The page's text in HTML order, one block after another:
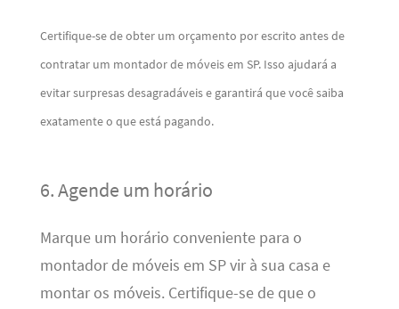
Certifique-se de obter um orçamento por escrito antes de
contratar um montador de móveis em SP. Isso ajudará a
evitar surpresas desagradáveis ​​e garantirá que você saiba
exatamente o que está pagando.
6. Agende um horário
Marque um horário conveniente para o
montador de móveis em SP vir à sua casa e
montar os móveis. Certifique-se de que o